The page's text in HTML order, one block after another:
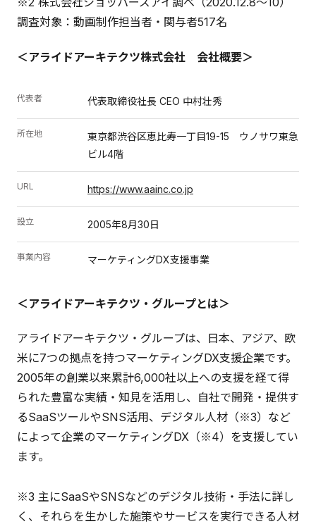
調査対象：動画制作担当者・関与者517名
＜アライドアーキテクツ株式会社 会社概要＞
代表者 代表取締役社長 CEO 中村壮秀
所在地
東京都渋谷区恵比寿一丁目19-15 ウノサワ東急
ビル4階
URL https://www.aainc.co.jp
設立 2005年8月30日
事業内容 マーケティングDX支援事業
＜アライドアーキテクツ・グループとは＞
アライドアーキテクツ・グループは、日本、アジア、欧
米に7つの拠点を持つマーケティングDX支援企業です。
2005年の創業以来累計6,000社以上への支援を経て得
られた豊富な実績・知見を活用し、自社で開発・提供す
るSaaSツールやSNS活用、デジタル人材（※3）など
によって企業のマーケティングDX（※4）を支援してい
ます。
※3 主にSaaSやSNSなどのデジタル技術・手法に詳し
く、それらを生かした施策やサービスを実行できる人材